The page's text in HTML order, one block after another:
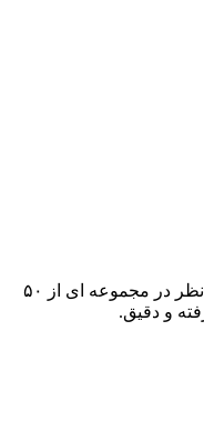
امکان جستجو و یافتن سریع کتاب مورد نظر در مجموعه ای از ۵۰
و دقیق.